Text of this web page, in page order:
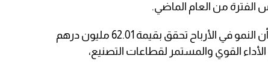
وأشارت الشركة في بيان لسوق دبي إلى أن النمو في الأرباح تحقق بقيمة 62.01 مليون درهم
القوي والمستمر لقطاعات التصنيع،